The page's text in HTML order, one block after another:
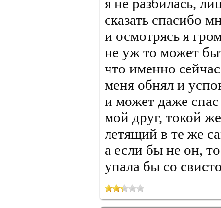
я не разбилась,
сказать спасибо
и осмотрясь я
не уж то может
что именно сейчас
меня обнял и
и может даже спас
мой друг, токой
летящий в те же
а если бы не он,
упала бы со